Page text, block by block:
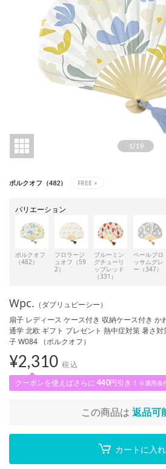
1 /19
ポルクオフ（482） FREE ×
バリエーション
ポルクオフ
（482）
フロラージ
ュオフ（59
2）
ブルーミン
グチューリ
ップレッド
（331）
ペールブロ
ッサムグレ
ー（347）
Wpc. （ダブリュピーシー）
扇子 レディース ケース付き 収納ケース付き か
通学 北欧 ギフト プレゼント 熱中症対策 暑さ
子 W084 （ポルクオフ）
¥2,310 税込
クーポンを使えばさらに 440円引き！ ※適用条
この商品は 返品可
カートに入